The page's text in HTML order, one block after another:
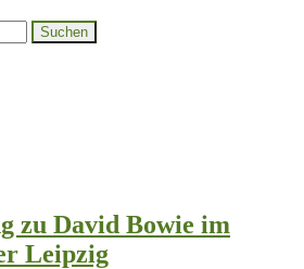
zu David Bowie im
Leipzig